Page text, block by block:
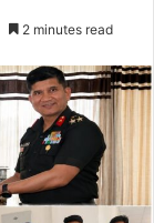
2 minutes read